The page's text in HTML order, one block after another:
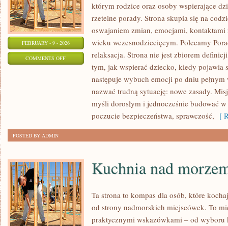
FEBRUARY - 9 - 2026
COMMENTS OFFON
RODZICÓW
którym rodzice oraz osoby wspierające
rzetelne porady. Strona skupia się na
oswajaniem zmian, emocjami,
wieku wczesnodziecięcym. Polecamy
relaksacja. Strona nie jest zbiorem
tym, jak wspierać dziecko, kiedy pojawia
następuje wybuch emocji po dniu
nazwać trudną sytuację: nowe zasady.
myśli dorosłym i jednocześnie budować
poczucie bezpieczeństwa, sprawczość, [
POSTED BY ADMIN
Kuchnia nad
Ta strona to kompas dla osób, które
od strony nadmorskich miejscówek. To
praktycznymi wskazówkami – od wyboru